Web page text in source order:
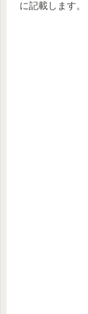
に記載します。